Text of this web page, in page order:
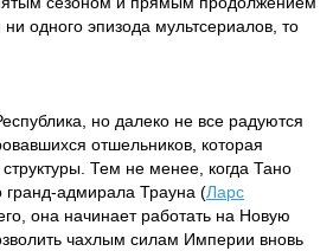
одного эпизода мультсериалов, то
но далеко не все радуются
отшельников, которая
Тем не менее, когда Тано
гранд-адмирала Трауна (Ларс
она начинает работать на Новую
чахлым силам Империи вновь